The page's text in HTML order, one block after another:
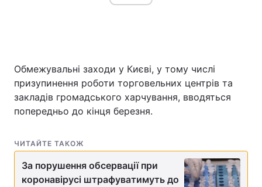
Обмежувальні заходи у Києві, у тому числі
призупинення роботи торговельних центрів та
закладів громадського харчування, вводяться
попередньо до кінця березня.
ЧИТАЙТЕ ТАКОЖ
За порушення обсервації при
коронавірусі штрафуватимуть до